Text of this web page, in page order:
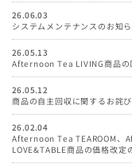
26.06.03
システムメンテナンスのお知
26.05.13
Afternoon Tea LIVING商品の
26.05.12
商品の自主回収に関するお詫
26.02.04
Afternoon Tea TEAROOM、
LOVE&TABLE商品の価格改定